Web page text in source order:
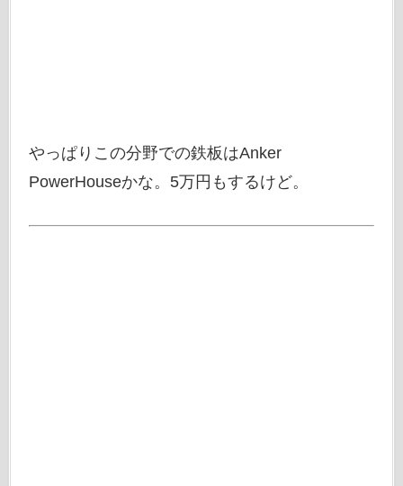
やっぱりこの分野での鉄板はAnker
PowerHouseかな。5万円もするけど。